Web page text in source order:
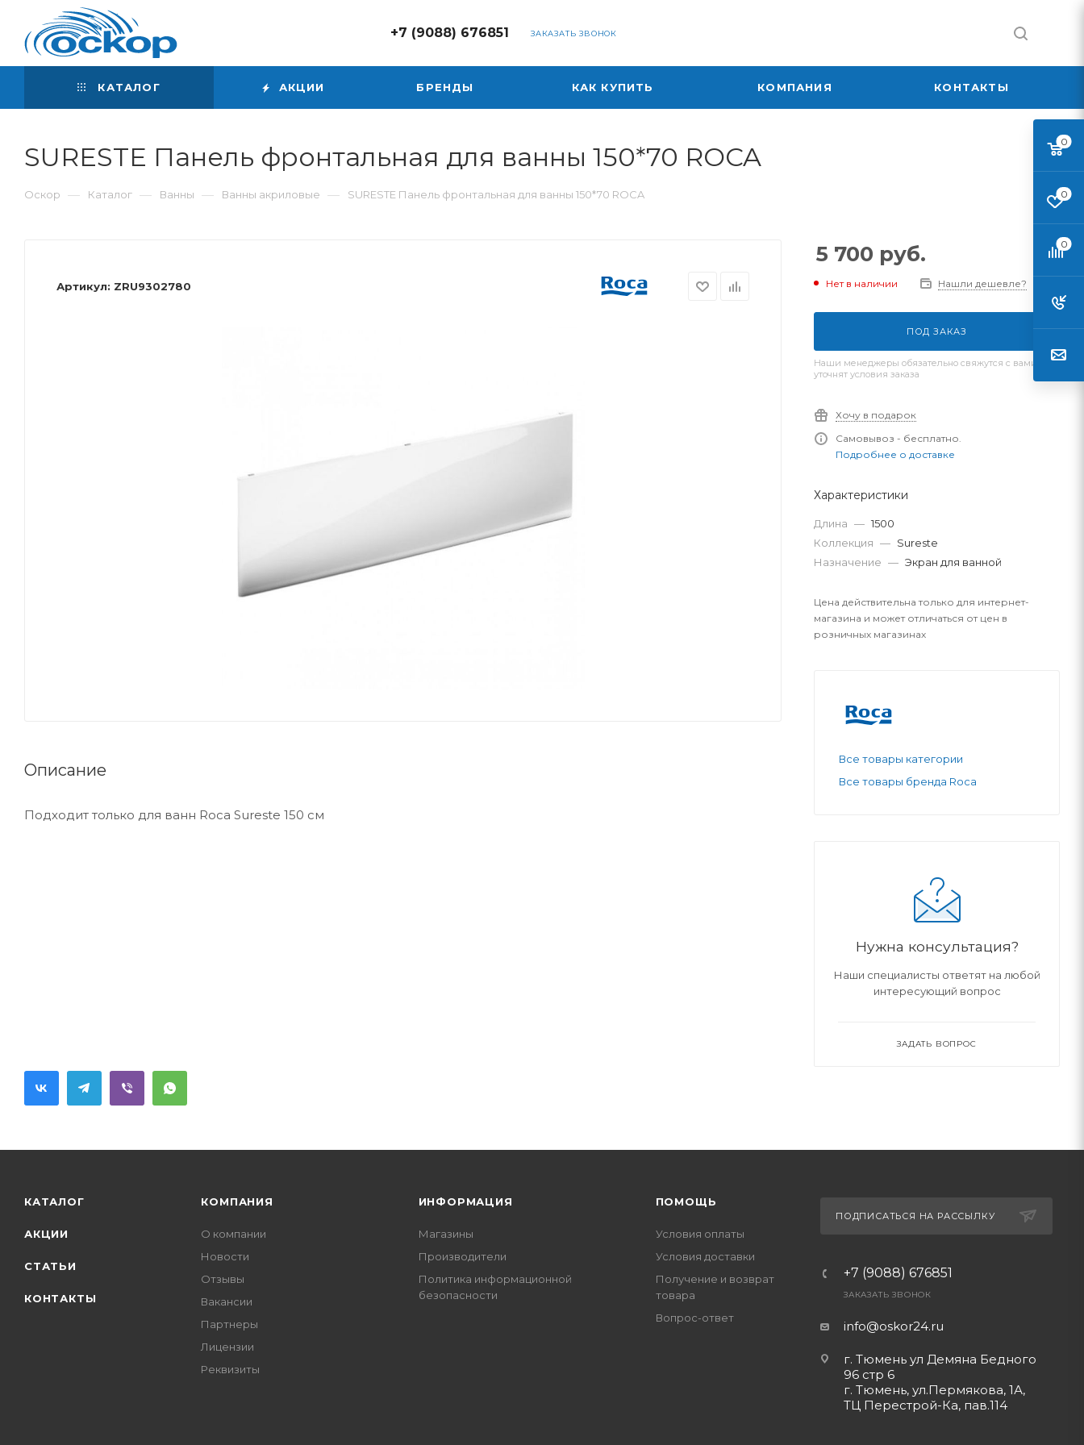
+7 (9088) 676851 ЗАКАЗАТЬ ЗВОНОК
КАТАЛОГ АКЦИИ БРЕНДЫ КАК КУПИТЬ КОМПАНИЯ КОНТАКТЫ
SURESTE Панель фронтальная для ванны 150*70 ROCA
Оскор — Каталог — Ванны — Ванны акриловые — SURESTE Панель фронтальная для ванны 150*70 ROCA
Артикул: ZRU9302780
Описание
Подходит только для ванн Roca Sureste 150 см
5 700 руб.
Нет в наличии Нашли дешевле?
ПОД ЗАКАЗ
Наши менеджеры обязательно свяжутся с вами и
уточнят условия заказа
Хочу в подарок
Самовывоз - бесплатно.
Подробнее о доставке
Характеристики
Длина — 1500
Коллекция — Sureste
Назначение — Экран для ванной
Цена действительна только для интернет-
магазина и может отличаться от цен в
розничных магазинах
Все товары категории
Все товары бренда Roca
Нужна консультация?
Наши специалисты ответят на любой
интересующий вопрос
ЗАДАТЬ ВОПРОС
КАТАЛОГ
АКЦИИ
СТАТЬИ
КОНТАКТЫ
КОМПАНИЯ
О компании
Новости
Отзывы
Вакансии
Партнеры
Лицензии
Реквизиты
ИНФОРМАЦИЯ
Магазины
Производители
Политика информационной
безопасности
ПОМОЩЬ
Условия оплаты
Условия доставки
Получение и возврат
товара
Вопрос-ответ
ПОДПИСАТЬСЯ НА РАССЫЛКУ
+7 (9088) 676851
ЗАКАЗАТЬ ЗВОНОК
info@oskor24.ru
г. Тюмень ул Демяна Бедного
96 стр 6
г. Тюмень, ул.Пермякова, 1А,
ТЦ Перестрой-Ка, пав.114
0
0
0